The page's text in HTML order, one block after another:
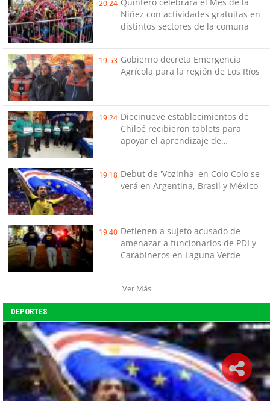
20:24
Niñez con actividades gratuitas en
distintos sectores de la comuna
19:53 Gobierno decreta Emergencia
Agrícola para la región de Los Ríos
19:24 Diecinueve establecimientos de
Chiloé recibieron tablets para
apoyar el aprendizaje de
19:18 Debut de 'Vozinha' en Colo Colo se
verá en Argentina, Brasil y México
19:40 Detienen a sujeto acusado de
amenazar a funcionarios de PDI y
Carabineros en Laguna Verde
Ver Más
DEPORTES